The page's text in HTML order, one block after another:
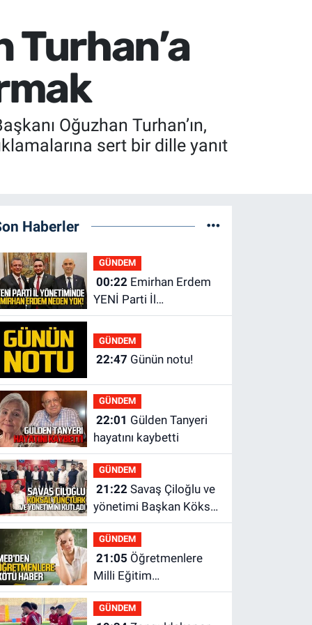
Turhan’a
Oğuzhan Turhan’ın,
sert bir dille yanıt
Haberler
GÜNDEM
00:22Emirhan Erdem
YENİ Parti İl
yönetiminden neden
yok?
GÜNDEM
22:47 Günün notu!
GÜNDEM
22:01
hayatını kaybetti
GÜNDEM
21:22Savaş Çiloğlu ve
yönetimi Başkan Köksal
Tunçtürk’ü kutladı
GÜNDEM
21:05
Milli Eğitim
Bakanlığı'ndan kötü
haber
GÜNDEM